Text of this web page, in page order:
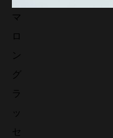
マ
ロ
ン
グ
ラ
ッ
セ